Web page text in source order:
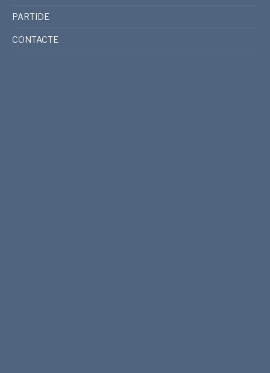
PARTIDE
CONTACTE